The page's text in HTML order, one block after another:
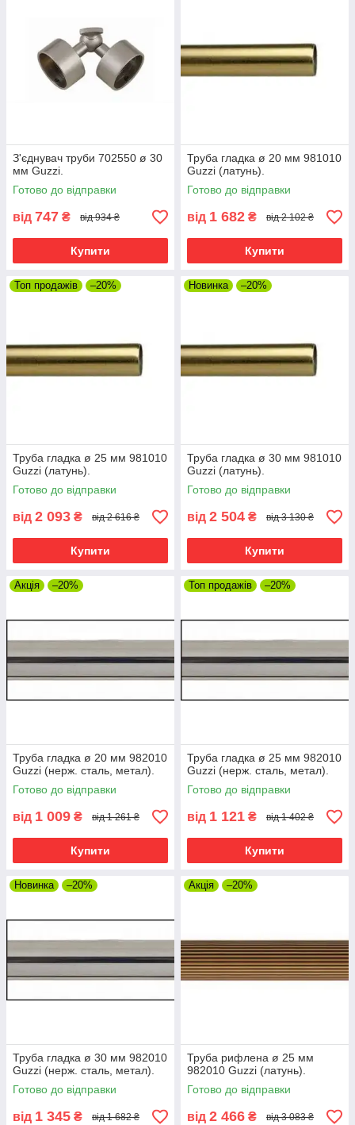
З'єднувач труби 702550 ø 30
мм Guzzi.
Готово до відправки
від 747 ₴ від 934 ₴
Купити
Труба гладка ø 20 мм 981010
Guzzi (латунь).
Готово до відправки
від 1 682 ₴ від 2 102 ₴
Купити
Топ продажів –20%
Труба гладка ø 25 мм 981010
Guzzi (латунь).
Готово до відправки
від 2 093 ₴ від 2 616 ₴
Купити
Новинка –20%
Труба гладка ø 30 мм 981010
Guzzi (латунь).
Готово до відправки
від 2 504 ₴ від 3 130 ₴
Купити
Акція –20%
Труба гладка ø 20 мм 982010
Guzzi (нерж. сталь, метал).
Готово до відправки
від 1 009 ₴ від 1 261 ₴
Купити
Топ продажів –20%
Труба гладка ø 25 мм 982010
Guzzi (нерж. сталь, метал).
Готово до відправки
від 1 121 ₴ від 1 402 ₴
Купити
Новинка –20%
Труба гладка ø 30 мм 982010
Guzzi (нерж. сталь, метал).
Готово до відправки
від 1 345 ₴ від 1 682 ₴
Акція –20%
Труба рифлена ø 25 мм
982010 Guzzi (латунь).
Готово до відправки
від 2 466 ₴ від 3 083 ₴